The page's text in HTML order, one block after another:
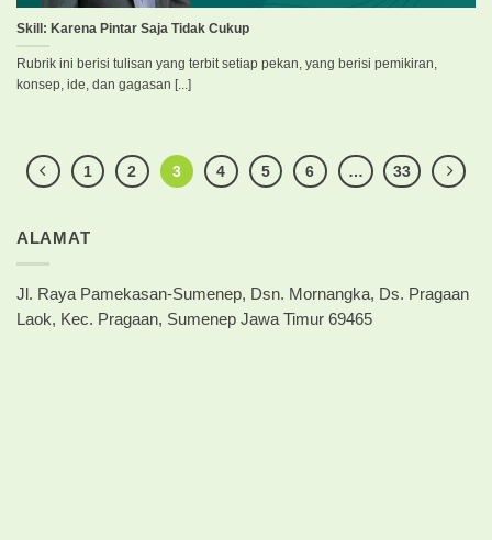
Skill: Karena Pintar Saja Tidak Cukup
Rubrik ini berisi tulisan yang terbit setiap pekan, yang berisi pemikiran,
konsep, ide, dan gagasan [...]
1 2 3 4 5 6 … 33
ALAMAT
Jl. Raya Pamekasan-Sumenep, Dsn. Mornangka, Ds. Pragaan
Laok, Kec. Pragaan, Sumenep Jawa Timur 69465